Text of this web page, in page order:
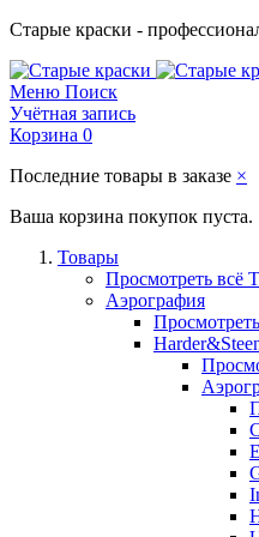
Старые краски -
Меню Поиск
Учётная запись
Корзина 0
Последние товары в заказе ×
Ваша корзина покупок пуста.
Товары
Просмотреть всё
Аэрография